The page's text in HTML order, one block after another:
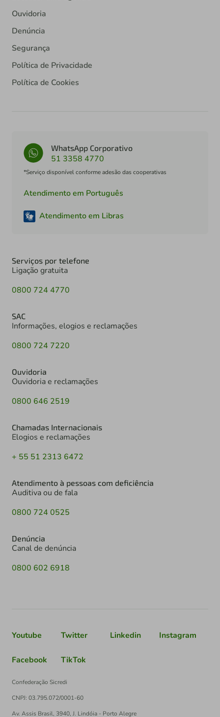
Ouvidoria
Denúncia
Segurança
Política de Privacidade
Política de Cookies
WhatsApp Corporativo
51 3358 4770
*Serviço disponível conforme adesão das cooperativas
Atendimento em Português
Atendimento em Libras
Serviços por telefone
Ligação gratuita
0800 724 4770
SAC
Informações, elogios e reclamações
0800 724 7220
Ouvidoria
Ouvidoria e reclamações
0800 646 2519
Chamadas Internacionais
Elogios e reclamações
+ 55 51 2313 6472
Atendimento à pessoas com deficiência
Auditiva ou de fala
0800 724 0525
Denúncia
Canal de denúncia
0800 602 6918
Youtube Twitter Linkedin Instagram
Facebook TikTok
Confederação Sicredi
CNPJ: 03.795.072/0001-60
Av. Assis Brasil, 3940, J. Lindóia - Porto Alegre